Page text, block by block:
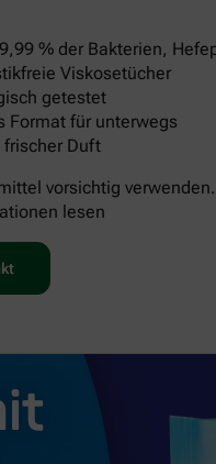
% der Bakterien,
Viskosetücher
getestet
Format für unterwegs
frischer Duft
vorsichtig
lesen